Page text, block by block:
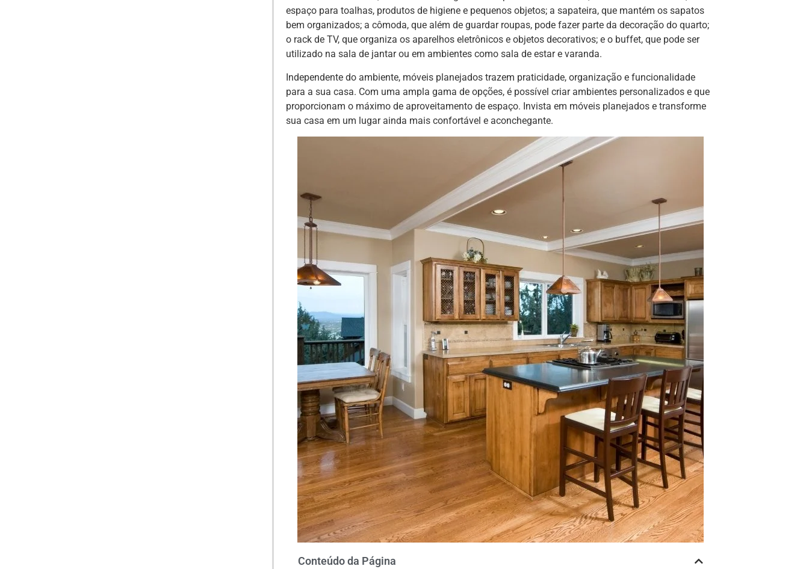
espaço para toalhas, produtos de higiene e pequenos objetos; a sapateira, que mantém os sapatos
bem organizados; a cômoda, que além de guardar roupas, pode fazer parte da decoração do quarto;
o rack de TV, que organiza os aparelhos eletrônicos e objetos decorativos; e o buffet, que pode ser
utilizado na sala de jantar ou em ambientes como sala de estar e varanda.
Independente do ambiente, móveis planejados trazem praticidade, organização e funcionalidade
para a sua casa. Com uma ampla gama de opções, é possível criar ambientes personalizados e que
proporcionam o máximo de aproveitamento de espaço. Invista em móveis planejados e transforme
sua casa em um lugar ainda mais confortável e aconchegante.
Conteúdo da Página